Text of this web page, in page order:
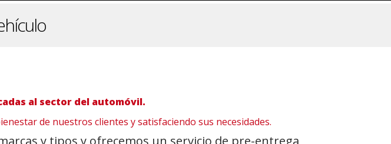
al sector del automóvil.
de nuestros clientes y satisfaciendo sus necesidades.
y tipos y ofrecemos un servicio de pre-entrega